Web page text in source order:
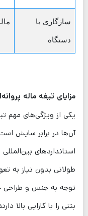
سازگاری با
دستگاه
ماله
مزایای تیغه ماله
یکی از ویژگی‌های مهم
آن‌ها در برابر سایش
استانداردهای
طولانی بدون نیاز به
توجه به جنس و
بتنی را با کارایی بالا